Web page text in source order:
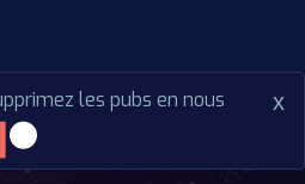
x
les pubs en nous